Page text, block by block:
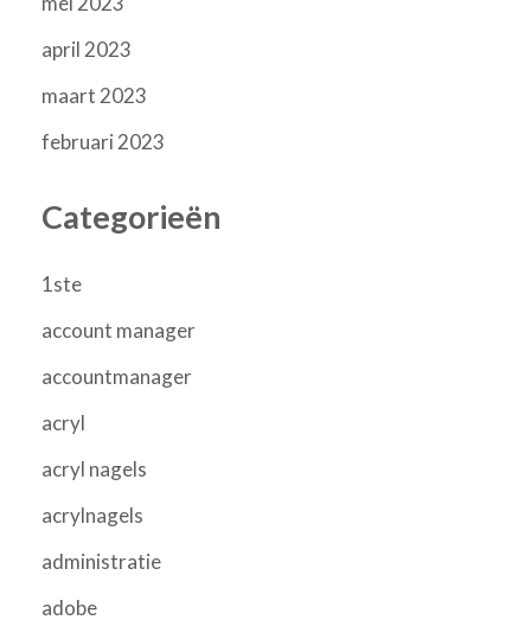
april 2023
maart 2023
februari 2023
Categorieën
1ste
account manager
accountmanager
acryl
acryl nagels
acrylnagels
administratie
adobe